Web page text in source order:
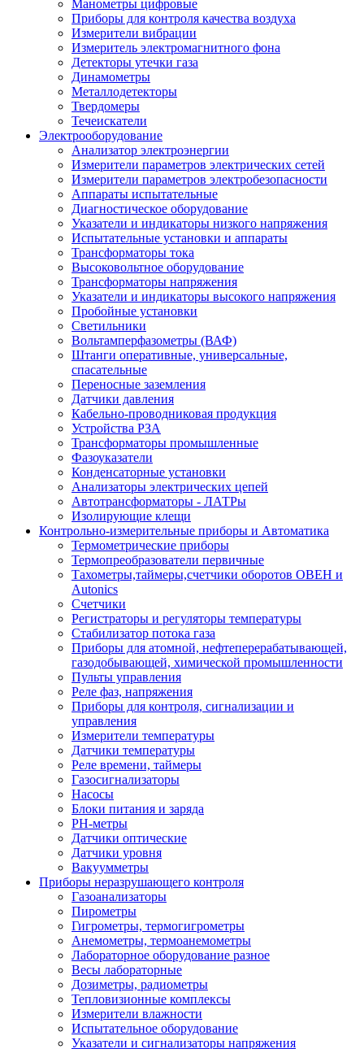
Манометры цифровые
Приборы для контроля качества воздуха
Измерители вибрации
Измеритель электромагнитного фона
Детекторы утечки газа
Динамометры
Металлодетекторы
Твердомеры
Течеискатели
Электрооборудование
Анализатор электроэнергии
Измерители параметров электрических сетей
Измерители параметров электробезопасности
Аппараты испытательные
Диагностическое оборудование
Указатели и индикаторы низкого напряжения
Испытательные установки и аппараты
Трансформаторы тока
Высоковольтное оборудование
Трансформаторы напряжения
Указатели и индикаторы высокого напряжения
Пробойные установки
Светильники
Вольтамперфазометры (ВАФ)
Штанги оперативные, универсальные,
спасательные
Переносные заземления
Датчики давления
Кабельно-проводниковая продукция
Устройства РЗА
Трансформаторы промышленные
Фазоуказатели
Конденсаторные установки
Анализаторы электрических цепей
Автотрансформаторы - ЛАТРы
Изолирующие клещи
Контрольно-измерительные приборы и Автоматика
Термометрические приборы
Термопреобразователи первичные
Тахометры,таймеры,счетчики оборотов ОВЕН и
Autonics
Счетчики
Регистраторы и регуляторы температуры
Стабилизатор потока газа
Приборы для атомной, нефтеперерабатывающей,
газодобывающей, химической промышленности
Пульты управления
Реле фаз, напряжения
Приборы для контроля, сигнализации и
управления
Измерители температуры
Датчики температуры
Реле времени, таймеры
Газосигнализаторы
Насосы
Блоки питания и заряда
PH-метры
Датчики оптические
Датчики уровня
Вакуумметры
Приборы неразрушающего контроля
Газоанализаторы
Пирометры
Гигрометры, термогигрометры
Анемометры, термоанемометры
Лабораторное оборудование разное
Весы лабораторные
Дозиметры, радиометры
Тепловизионные комплексы
Измерители влажности
Испытательное оборудование
Указатели и сигнализаторы напряжения